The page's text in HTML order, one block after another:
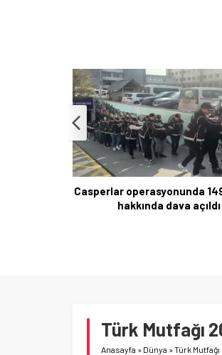
Casperlar operasyonunda
hakkında dava açıldı
Türk Mutfağı
Anasayfa » Dünya »Türk